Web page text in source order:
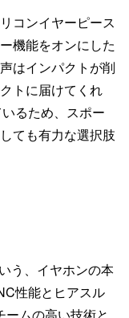
コンイヤーピース
機能をオンにした
はインパクトが削
トに届けてくれ
るため、スポー
ても有力な選択肢
う、イヤホンの本
性能とヒアスル